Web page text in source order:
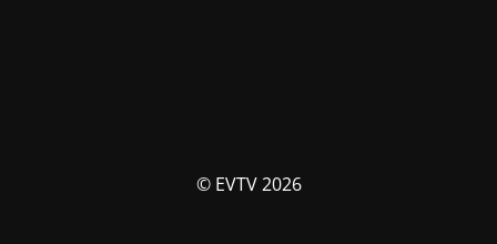
© EVTV 2026